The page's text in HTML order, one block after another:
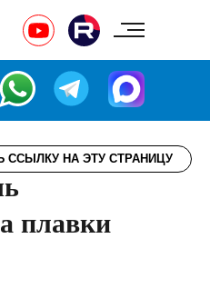
плавки
ССЫЛКУ НА ЭТУ СТРАНИЦУ